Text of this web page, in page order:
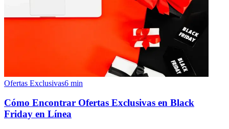
Ofertas Exclusivas6 min
Cómo Encontrar Ofertas Exclusivas en Black
Friday en Línea